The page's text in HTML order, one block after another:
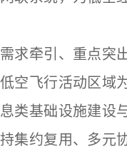
牵引、重点突出
空飞行活动区域
类基础设施建设
集约复用、多元